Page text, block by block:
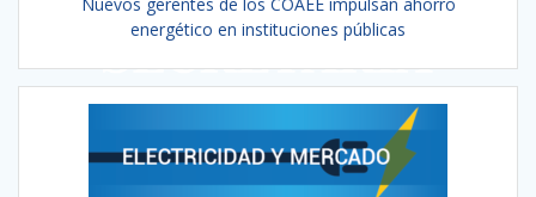
energético en instituciones públicas